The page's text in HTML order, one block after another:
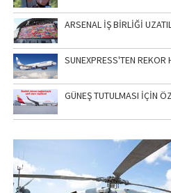
ARSENAL İŞ BİRLİĞİ
SUNEXPRESS'TEN REKOR
GÜNEŞ TUTULMASI İÇİN
SİNGAPUR AIRSHOW-2020